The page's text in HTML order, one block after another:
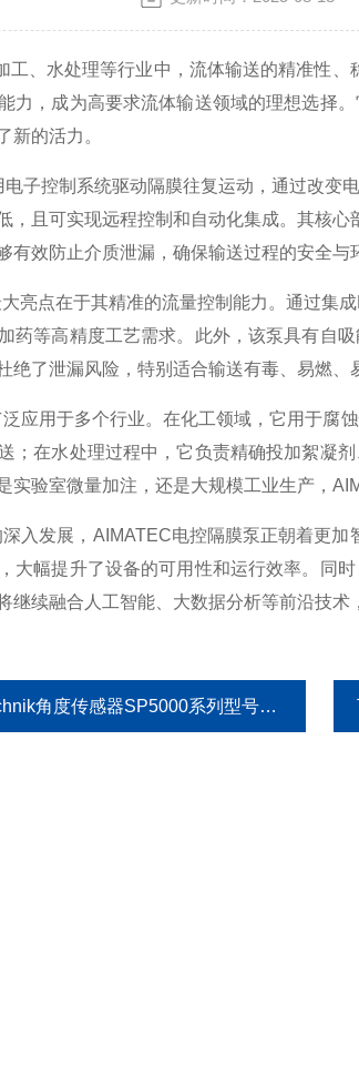
、水处理等行业中，流体输送的精准性、
力，成为高要求流体输送领域的理想选择
新的活力。
电子控制系统驱动隔膜往复运动，通过改变
，且可实现远程控制和自动化集成。其核
有效防止介质泄漏，确保输送过程的安全与
点在于其精准的流量控制能力。通过集
药等高精度工艺需求。此外，该泵具有自
绝了泄漏风险，特别适合输送有毒、易燃
用于多个行业。在化工领域，它用于腐
；在水处理过程中，它负责精确投加絮凝
实验室微量加注，还是大规模工业生产，
发展，AIMATEC电控隔膜泵正朝着更加
大幅提升了设备的可用性和运行效率。同
继续融合人工智能、大数据分析等前沿技术
角度传感器SP5000系列型号大全